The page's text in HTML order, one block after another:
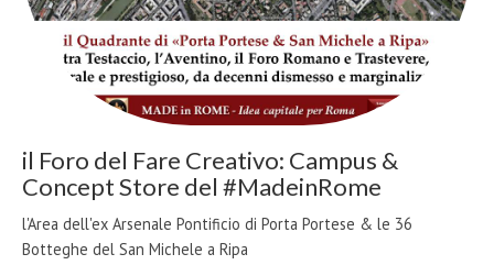
il Foro del Fare Creativo: Campus &
Concept Store del #MadeinRome
l'Area dell'ex Arsenale Pontificio di Porta Portese & le 36
Botteghe del San Michele a Ripa